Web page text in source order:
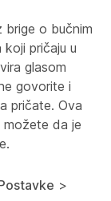
brige o bučnim
koji pričaju u
glasom
govorite i
pričate. Ova
možete da je
>